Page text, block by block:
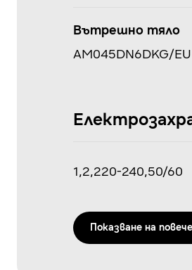
Вътрешно тяло
AM045DN6DKG/EU
1,2,220-240,50/60
Показванe на